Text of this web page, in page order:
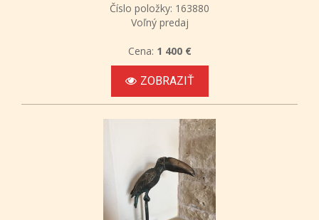
Číslo položky: 163880
Voľný predaj
Cena: 1 400 €
ZOBRAZIŤ